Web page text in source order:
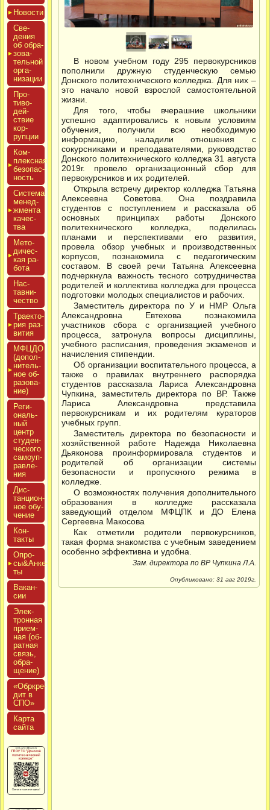
Новос­ти
Све­
дения
об об­ра­
зова­
тель­ной
ор­га­
низа­ции
Про­
тиво­
дей­
ствие
кор­
рупции
Ком­
плексная
бе­зопас­
ность
Сис­те­ма
ме­нед­
жмен­та
ка­чес­
тва
Мето­
дичес­
кая ра­
бота
Нас­
тавни­
чес­тво
Тра­ек­то­
рия раз­
ви­тия
МФЦДО
(до­пол­
ни­тель­
ное об­
ра­зова­
ние)
Реги­
ональ­
ный
центр
сту­ден­
ческо­го
са­мо­уп­
равле­
ния
Дис­
танци­он­
ное обу­
чение
Кон­
такты
Опро­
сы&Анке­
ты
Вакан­
сии
Элек­
трон­ная
при­ем­
ная (об­
ратная
связь,
об­ра­
щение)
«Обркре­
дит в
СПО»
Кар­та
сай­та
В новом учебном году 295 первокурсников
пополнили дружную студенческую семью
Донского политехнического колледжа. Для них –
это начало новой взрослой самостоятельной
жизни.
Для того, чтобы вчерашние школьники
успешно адаптировались к новым условиям
обучения, получили всю необходимую
информацию, наладили отношения с
сокурсниками и преподавателями, руководство
Донского политехнического колледжа 31 августа
2019г. провело организационный сбор для
первокурсников и их родителей.
Открыла встречу директор колледжа Татьяна
Алексеевна Советова. Она поздравила
студентов с поступлением и рассказала об
основных принципах работы Донского
политехнического колледжа, поделилась
планами и перспективами его развития,
провела обзор учебных и производственных
корпусов, познакомила с педагогическим
составом. В своей речи Татьяна Алексеевна
подчеркнула важность тесного сотрудничества
родителей и коллектива колледжа для процесса
подготовки молодых специалистов и рабочих.
Заместитель директора по У и НМР Ольга
Александровна Евтехова познакомила
участников сбора с организацией учебного
процесса, затронула вопросы дисциплины,
учебного расписания, проведения экзаменов и
начисления стипендии.
Об организации воспитательного процесса, а
также о правилах внутреннего распорядка
студентов рассказала Лариса Александровна
Чупкина, заместитель директора по ВР. Также
Лариса Александровна представила
первокурсникам и их родителям кураторов
учебных групп.
Заместитель директора по безопасности и
хозяйственной работе Надежда Николаевна
Дьяконова проинформировала студентов и
родителей об организации системы
безопасности и пропускного режима в
колледже.
О возможностях получения дополнительного
образования в колледже рассказала
заведующий отделом МФЦПК и ДО Елена
Сергеевна Макосова
Как отметили родители первокурсников,
такая форма знакомства с учебным заведением
особенно эффективна и удобна.
Зам. директора по ВР Чупкина Л.А.
Опубликовано: 31 авг 2019г.